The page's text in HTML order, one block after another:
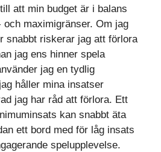
att min budget är i balans
och maximigränser. Om jag
snabbt riskerar jag att förlora
jag ens hinner spela
jag en tydlig
håller mina insatser
jag har råd att förlora. Ett
kan snabbt äta
ett bord med för låg insats
spelupplevelse.